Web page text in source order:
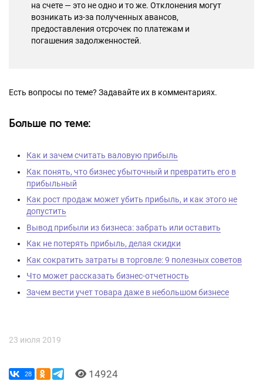
на счете — это не одно и то же. Отклонения могут
возникать из-за полученных авансов,
предоставления отсрочек по платежам и
погашения задолженностей.
Есть вопросы по теме? Задавайте их в комментариях.
Больше по теме:
Как и зачем считать валовую прибыль
Как понять, что бизнес убыточный и превратить его в
прибыльный
Как рост продаж может убить прибыль, и как этого не
допустить
Вывод прибыли из бизнеса: забрать или оставить
Как не потерять прибыль, делая скидки
Как сократить затраты в торговле: 9 полезных советов
Что может рассказать бизнес-отчетность
Зачем вести учет товара даже в небольшом бизнесе
23 июля 2019
28 14924